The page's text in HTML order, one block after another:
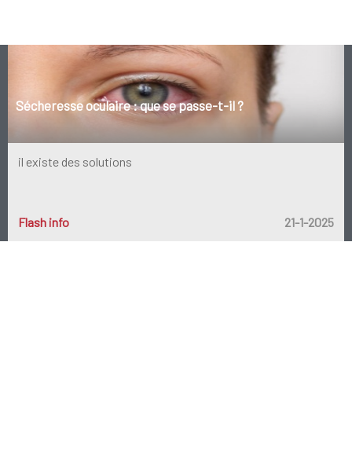
Sécheresse oculaire : que se passe-t-il ?
il existe des solutions
Flash info 21-1-2025